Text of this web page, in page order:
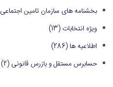
بخشنامه های سازمان تامین اجتماعی
ویژه انتخابات (13)
اطلاعیه ها (286)
حسابرس مستقل و بازرس قانونی (2)